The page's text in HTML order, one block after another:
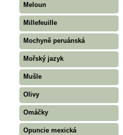
Meloun
Millefeuille
Mochyně peruánská
Mořský jazyk
Mušle
Olivy
Omáčky
Opuncie mexická